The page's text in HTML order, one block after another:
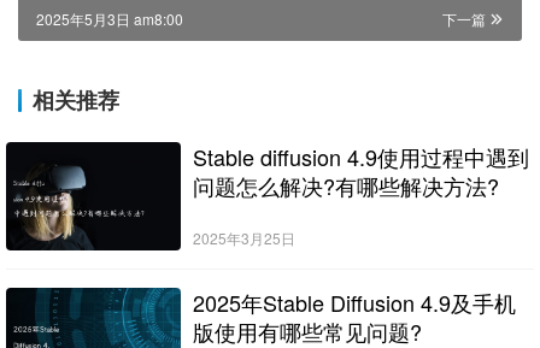
下一篇
2025年5月3日 am8:00
相关推荐
Stable diffusion 4.9使用过程中遇到
问题怎么解决?有哪些解决方法?
2025年3月25日
2025年Stable Diffusion 4.9及手机
版使用有哪些常见问题?